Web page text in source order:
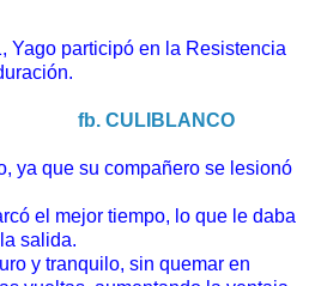
Yago participó en la Resistencia
fb. CULIBLANCO
ya que su compañero se lesionó
el mejor tiempo, lo que le daba
salida.
y tranquilo, sin quemar en